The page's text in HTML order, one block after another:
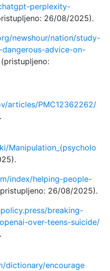
perplexity-
26/08/2025).
newshour/nation/study-
advice-on-
(pristupljeno:
articles/PMC12362262/
Manipulation_(psycholo
index/helping-people-
26/08/2025).
breaking-
over-teens-suicide/
dictionary/encourage